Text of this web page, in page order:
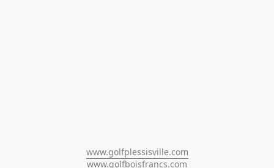
www.golfplessisville.com
www.golfboisfrancs.com